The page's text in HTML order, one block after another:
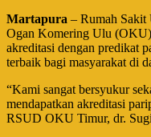
Martapura – Rumah Sakit
Ogan Komering Ulu (OKU)
akreditasi dengan predikat
terbaik bagi masyarakat di
“Kami sangat bersyukur
mendapatkan akreditasi
RSUD OKU Timur, dr.